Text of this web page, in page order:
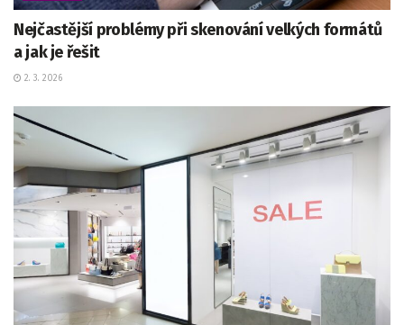
Nejčastější problémy při skenování velkých formátů
a jak je řešit
2. 3. 2026